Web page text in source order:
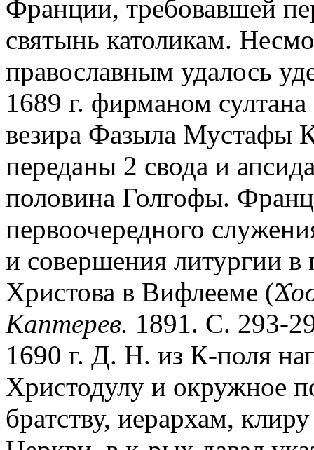
Франции, требовавшей
святынь католикам.
православным удалось
1689 г. фирманом
везира Фазыла Мустафы
переданы 2 свода и
половина Голгофы.
первоочередного
и совершения литургии
Христова в Вифлееме (
Каптерев. 1891. С. 293-
1690 г. Д. Н. из К-поля
Христодулу и окружное
братству, иерархам,